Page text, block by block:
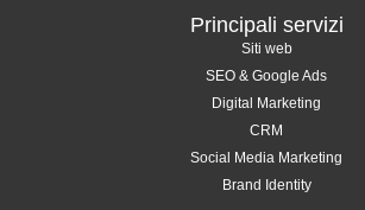
Principali servizi
Siti web
SEO & Google Ads
Digital Marketing
CRM
Social Media Marketing
Brand Identity